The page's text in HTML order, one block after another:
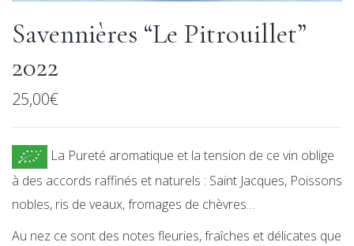
Savennières “Le Pitrouillet”
2022
25,00€
La Pureté aromatique et la tension de ce vin oblige
à des accords raffinés et naturels : Saint Jacques, Poissons
nobles, ris de veaux, fromages de chèvres…
Au nez ce sont des notes fleuries, fraîches et délicates que